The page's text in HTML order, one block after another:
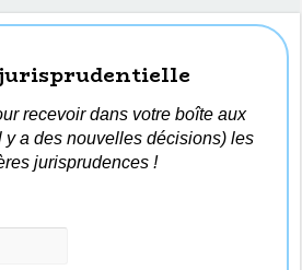
recevoir dans votre boîte aux
y a des nouvelles décisions) les
jurisprudences !